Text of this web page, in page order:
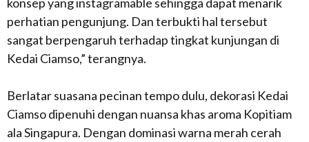
perhatian pengunjung. Dan terbukti hal tersebut
sangat berpengaruh terhadap tingkat kunjungan di
Kedai Ciamso,” terangnya.
Berlatar suasana pecinan tempo dulu, dekorasi Kedai
Ciamso dipenuhi dengan nuansa khas aroma Kopitiam
ala Singapura. Dengan dominasi warna merah cerah